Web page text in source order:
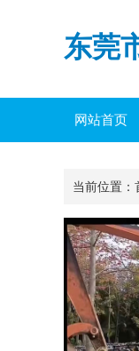
东莞
网站首页
当前位置：